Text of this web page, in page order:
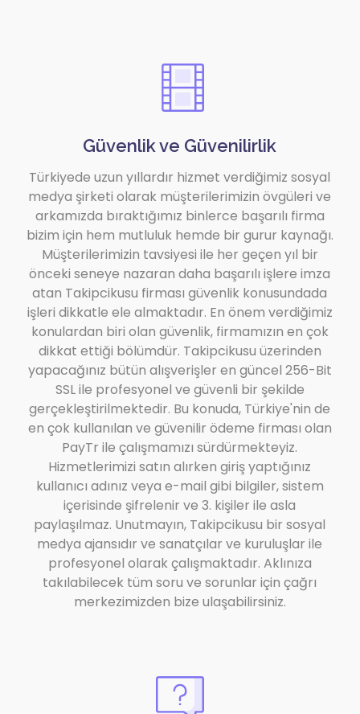
Güvenlik ve Güvenilirlik
Türkiyede uzun yıllardır hizmet verdiğimiz sosyal
medya şirketi olarak müşterilerimizin övgüleri ve
arkamızda bıraktığımız binlerce başarılı firma
bizim için hem mutluluk hemde bir gurur kaynağı.
Müşterilerimizin tavsiyesi ile her geçen yıl bir
önceki seneye nazaran daha başarılı işlere imza
atan Takipcikusu firması güvenlik konusundada
işleri dikkatle ele almaktadır. En önem verdiğimiz
konulardan biri olan güvenlik, firmamızın en çok
dikkat ettiği bölümdür. Takipcikusu üzerinden
yapacağınız bütün alışverişler en güncel 256-Bit
SSL ile profesyonel ve güvenli bir şekilde
gerçekleştirilmektedir. Bu konuda, Türkiye'nin de
en çok kullanılan ve güvenilir ödeme firması olan
PayTr ile çalışmamızı sürdürmekteyiz.
Hizmetlerimizi satın alırken giriş yaptığınız
kullanıcı adınız veya e-mail gibi bilgiler, sistem
içerisinde şifrelenir ve 3. kişiler ile asla
paylaşılmaz. Unutmayın, Takipcikusu bir sosyal
medya ajansıdır ve sanatçılar ve kuruluşlar ile
profesyonel olarak çalışmaktadır. Aklınıza
takılabilecek tüm soru ve sorunlar için çağrı
merkezimizden bize ulaşabilirsiniz.